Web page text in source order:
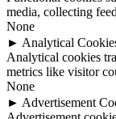
media, collecting
None
► Analytical
Analytical cookies
metrics like visitor
None
► Advertisement